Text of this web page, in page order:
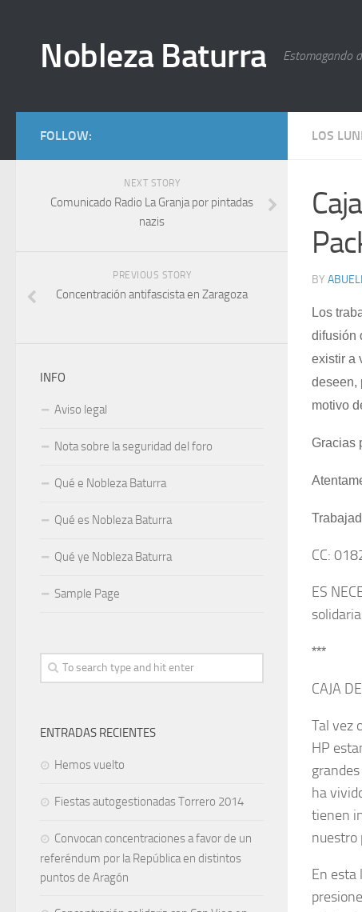
Nobleza Baturra Estomagando
LOS
BY
Los
difusión
existir a
deseen,
motivo
Gracias
CC:
ES
***
CAJA
Tal vez
HP
ha
tienen
nuestro
En esta
FOLLOW:
NEXT STORY
Comunicado Radio La Granja por pintadas
nazis
PREVIOUS STORY
Concentración antifascista en Zaragoza
INFO
Aviso legal
Nota sobre la seguridad del foro
Qué e Nobleza Baturra
Qué es Nobleza Baturra
Qué ye Nobleza Baturra
Sample Page
ENTRADAS RECIENTES
Hemos vuelto
Fiestas autogestionadas Torrero 2014
Convocan concentraciones a favor de un
referéndum por la República en distintos
puntos de Aragón